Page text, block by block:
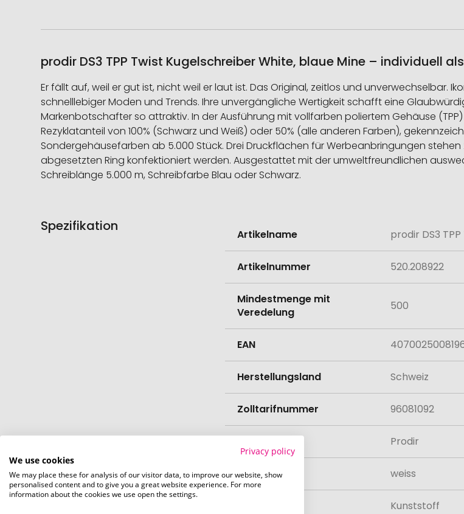
prodir DS3 TPP Twist Kugelschreiber White, blaue Mine – individuell
Er fällt auf, weil er gut ist, nicht weil er laut ist. Das Original, zeitlos und unverwechselbar.
schnelllebiger Moden und Trends. Ihre unvergängliche Wertigkeit schafft eine
Markenbotschafter so attraktiv. In der Ausführung mit vollfarben poliertem Gehäuse
Rezyklatanteil von 100% (Schwarz und Weiß) oder 50% (alle anderen Farben),
Sondergehäusefarben ab 5.000 Stück. Drei Druckflächen für Werbeanbringungen
abgesetzten Ring konfektioniert werden. Ausgestattet mit der umweltfreundlichen
Schreiblänge 5.000 m, Schreibfarbe Blau oder Schwarz.
Spezifikation
Informationen
Artikelname prodir DS3
Artikelnummer 520.208922
Mindestmenge mit
Veredelung
500
EAN
Herstellungsland Schweiz
Zolltarifnummer 96081092
Prodir
Farbe weiss
Kunststoff
Privacy policy
We use cookies
We may place these for analysis of our visitor data, to improve our website, show
personalised content and to give you a great website experience. For more
information about the cookies we use open the settings.